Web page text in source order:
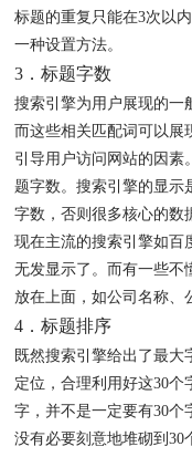
标题的重复只能在3次以
一种设置方法。
3．标题字数
搜索引擎为用户展现的一
而这些相关匹配词可以展
引导用户访问网站的因素
题字数。搜索引擎的显示
字数，否则很多核心的数
现在主流的搜索引擎如百
无发显示了。而有一些不
放在上面，如公司名称、
4．标题排序
既然搜索引擎给出了最
定位，合理利用好这30个
字，并不是一定要有30个
没有必要刻意地堆砌到30